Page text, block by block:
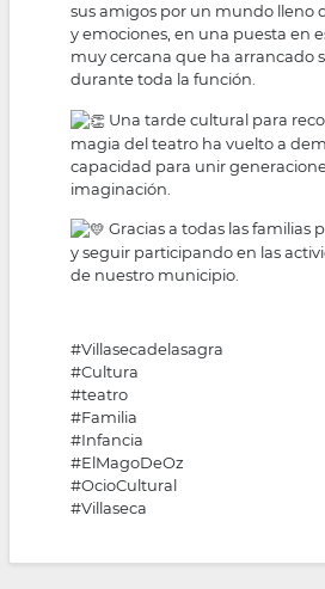
sus amigos por un mundo lleno
y emociones, en una puesta en
muy cercana que ha arrancado
durante toda la función.
Una tarde cultural para
magia del teatro ha vuelto a
capacidad para unir
imaginación.
Gracias a todas las familias
y seguir participando en las
de nuestro municipio.
#Villasecadelasagra
#Cultura
#teatro
#Familia
#Infancia
#ElMagoDeOz
#OcioCultural
#Villaseca